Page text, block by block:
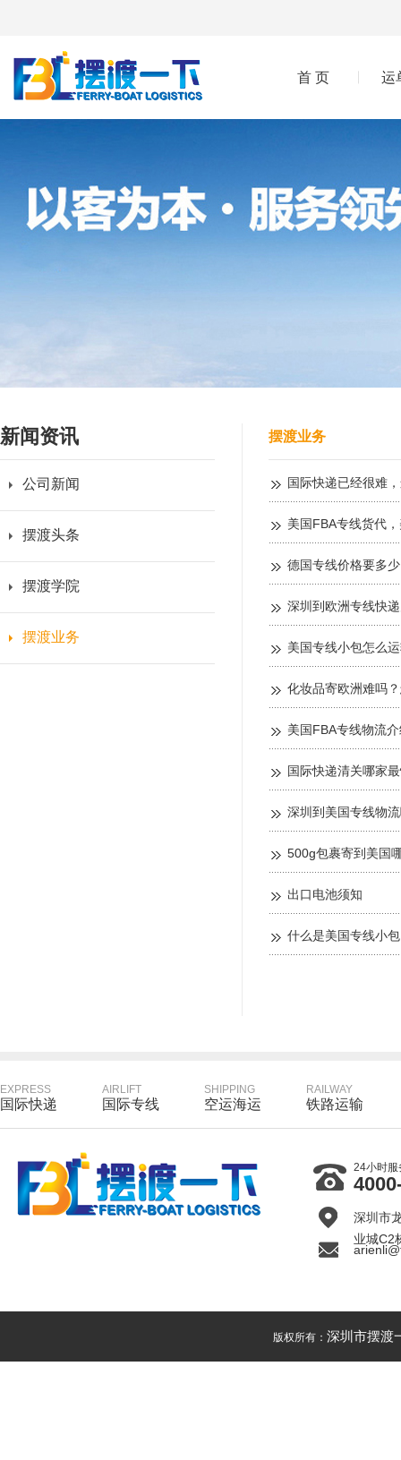
首 页 运
新闻资讯
公司新闻
摆渡头条
摆渡学院
摆渡业务
摆渡业务
国际快递已经很难
美国FBA专线货代
德国专线价格要多
深圳到欧洲专线快
美国专线小包怎么
化妆品寄欧洲难吗
美国FBA专线物流
国际快递清关哪家
深圳到美国专线物
500g包裹寄到美国
出口电池须知
什么是美国专线小
EXPRESS
国际快递
AIRLIFT
国际专线
SHIPPING
空运海运
RAILWAY
铁路运输
24小时服
深圳市
业城C2
版权所有： 深圳市摆渡